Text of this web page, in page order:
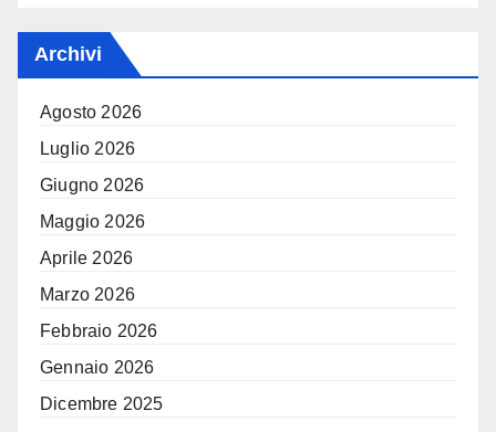
Archivi
Agosto 2026
Luglio 2026
Giugno 2026
Maggio 2026
Aprile 2026
Marzo 2026
Febbraio 2026
Gennaio 2026
Dicembre 2025